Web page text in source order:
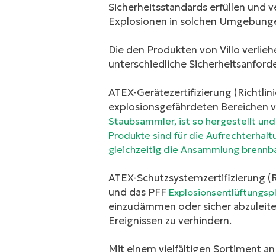
Sicherheitsstandards erfüllen und
Explosionen in solchen
Die den Produkten von Villo
unterschiedliche
ATEX-Gerätezertifizierung
explosionsgefährdeten Bereichen
Staubsammler, ist so hergestellt
Produkte sind für die
gleichzeitig die Ansammlung
ATEX-Schutzsystemzertifizierung
und das PFF
einzudämmen oder sicher
Ereignissen zu verhindern.
Mit einem vielfältigen Sortiment